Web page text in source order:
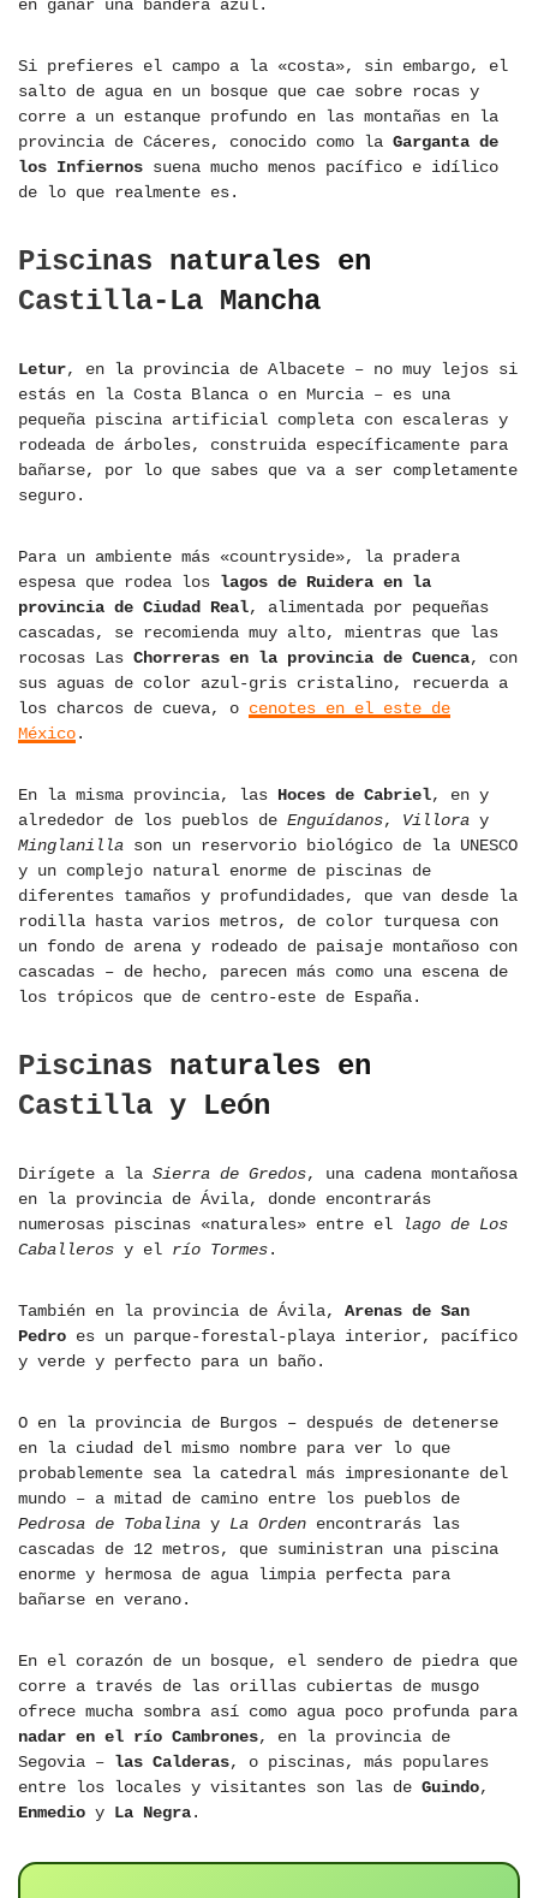
en ganar una bandera azul.
Si prefieres el campo a la «costa», sin embargo, el
salto de agua en un bosque que cae sobre rocas y
corre a un estanque profundo en las montañas en la
provincia de Cáceres, conocido como la Garganta de
los Infiernos suena mucho menos pacífico e idílico
de lo que realmente es.
Piscinas naturales en
Castilla-La Mancha
Letur, en la provincia de Albacete – no muy lejos si
estás en la Costa Blanca o en Murcia – es una
pequeña piscina artificial completa con escaleras y
rodeada de árboles, construida específicamente para
bañarse, por lo que sabes que va a ser completamente
seguro.
Para un ambiente más «countryside», la pradera
espesa que rodea los lagos de Ruidera en la
provincia de Ciudad Real, alimentada por pequeñas
cascadas, se recomienda muy alto, mientras que las
rocosas Las Chorreras en la provincia de Cuenca, con
sus aguas de color azul-gris cristalino, recuerda a
los charcos de cueva, o cenotes en el este de
México.
En la misma provincia, las Hoces de Cabriel, en y
alrededor de los pueblos de Enguídanos, Villora y
Minglanilla son un reservorio biológico de la UNESCO
y un complejo natural enorme de piscinas de
diferentes tamaños y profundidades, que van desde la
rodilla hasta varios metros, de color turquesa con
un fondo de arena y rodeado de paisaje montañoso con
cascadas – de hecho, parecen más como una escena de
los trópicos que de centro-este de España.
Piscinas naturales en
Castilla y León
Dirígete a la Sierra de Gredos, una cadena montañosa
en la provincia de Ávila, donde encontrarás
numerosas piscinas «naturales» entre el
lago de Los
Caballeros y el río Tormes.
También en la provincia de Ávila, Arenas de San
Pedro es un parque-forestal-playa interior, pacífico
y verde y perfecto para un baño.
O en la provincia de Burgos – después de detenerse
en la ciudad del mismo nombre para ver lo que
probablemente sea la catedral más impresionante del
mundo – a mitad de camino entre los pueblos de
Pedrosa de Tobalina y La Orden encontrarás las
cascadas de 12 metros, que suministran una piscina
enorme y hermosa de agua limpia perfecta para
bañarse en verano.
En el corazón de un bosque, el sendero de piedra que
corre a través de las orillas cubiertas de musgo
ofrece mucha sombra así como agua poco profunda para
nadar en el río Cambrones, en la provincia de
Segovia – las Calderas, o piscinas, más populares
entre los locales y visitantes son las de Guindo,
Enmedio y La Negra.